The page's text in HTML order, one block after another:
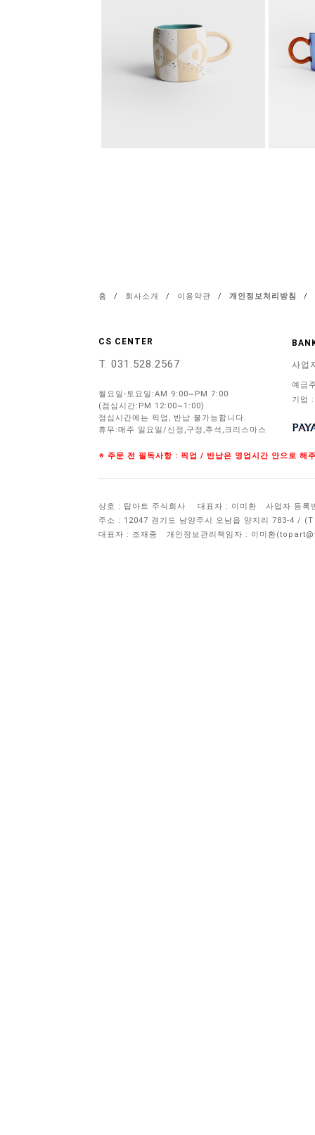
홈 / 회사소개 / 이용약관 / 개인정보처리방침 /
CS CENTER
T. 031.528.2567
월요일-토요일:AM 9:00~PM 7:00
(점심시간:PM 12:00~1:00)
점심시간에는 픽업, 반납 불가능합니다.
휴무:매주 일요일/신정,구정,추석,크리스마스
사업
예금
기업
※ 주문 전 필독사항 : 픽업 / 반납은 영업시간 안으로 해
상호 : 탑아트 주식회사 대표자 : 이미환
사업자 등록
주소 : 12047 경기도 남양주시 오남읍 양지리 783-4 /
대표자 : 조재중
개인정보관리책임자 : 이미환